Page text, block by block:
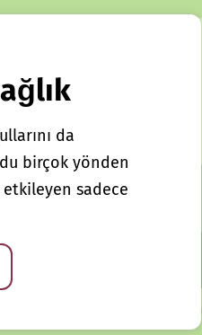
da
birçok yönden
etkileyen sadece